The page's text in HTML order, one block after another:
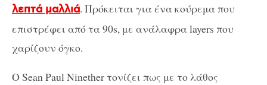
λεπτά μαλλιά. Πρόκειται για ένα κούρεμα που
επιστρέφει από τα 90s, με ανάλαφρα layers που
χαρίζουν όγκο.
Ο Sean Paul Ninether τονίζει πως με το λάθος